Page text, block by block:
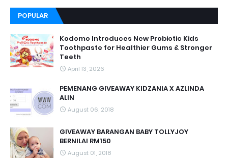
POPULAR
Kodomo Introduces New Probiotic Kids
Toothpaste for Healthier Gums & Stronger
Teeth
April 13, 2026
PEMENANG GIVEAWAY KIDZANIA X AZLINDA
ALIN
August 06, 2018
GIVEAWAY BARANGAN BABY TOLLYJOY
BERNILAI RM150
August 01, 2018